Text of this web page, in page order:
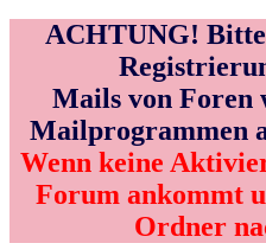
ACHTUNG!
Mails von Foren
Mailprogrammen
Wenn keine
Forum ankommt
Ordner